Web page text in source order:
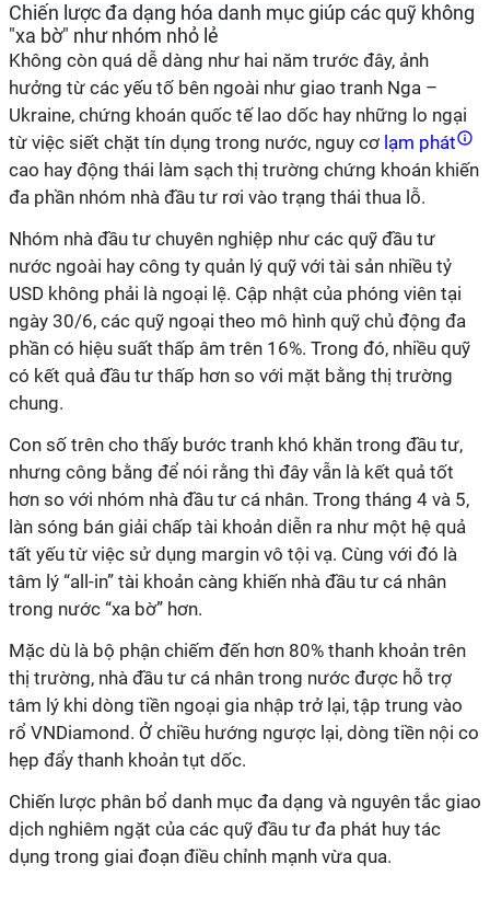
Chiến lược đa dạng hóa danh mục giúp các quỹ không
"xa bờ" như nhóm nhỏ lẻ
Không còn quá dễ dàng như hai năm trước đây, ảnh
hưởng từ các yếu tố bên ngoài như giao tranh Nga –
Ukraine, chứng khoán quốc tế lao dốc hay những lo ngại
từ việc siết chặt tín dụng trong nước, nguy cơ lạm phát
cao hay động thái làm sạch thị trường chứng khoán khiến
đa phần nhóm nhà đầu tư rơi vào trạng thái thua lỗ.
Nhóm nhà đầu tư chuyên nghiệp như các quỹ đầu tư
nước ngoài hay công ty quản lý quỹ với tài sản nhiều tỷ
USD không phải là ngoại lệ. Cập nhật của phóng viên tại
ngày 30/6, các quỹ ngoại theo mô hình quỹ chủ động đa
phần có hiệu suất thấp âm trên 16%. Trong đó, nhiều quỹ
có kết quả đầu tư thấp hơn so với mặt bằng thị trường
chung.
Con số trên cho thấy bước tranh khó khăn trong đầu tư,
nhưng công bằng để nói rằng thì đây vẫn là kết quả tốt
hơn so với nhóm nhà đầu tư cá nhân. Trong tháng 4 và 5,
làn sóng bán giải chấp tài khoản diễn ra như một hệ quả
tất yếu từ việc sử dụng margin vô tội vạ. Cùng với đó là
tâm lý “all-in” tài khoản càng khiến nhà đầu tư cá nhân
trong nước “xa bờ” hơn.
Mặc dù là bộ phận chiếm đến hơn 80% thanh khoản trên
thị trường, nhà đầu tư cá nhân trong nước được hỗ trợ
tâm lý khi dòng tiền ngoại gia nhập trở lại, tập trung vào
rổ VNDiamond. Ở chiều hướng ngược lại, dòng tiền nội co
hẹp đẩy thanh khoản tụt dốc.
Chiến lược phân bổ danh mục đa dạng và nguyên tắc giao
dịch nghiêm ngặt của các quỹ đầu tư đa phát huy tác
dụng trong giai đoạn điều chỉnh mạnh vừa qua.